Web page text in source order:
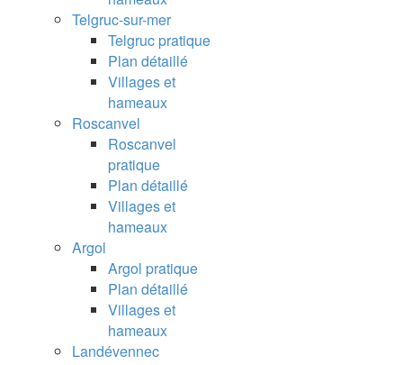
Telgruc-sur-mer
Telgruc pratique
Plan détaillé
Villages et
hameaux
Roscanvel
Roscanvel
pratique
Plan détaillé
Villages et
hameaux
Argol
Argol pratique
Plan détaillé
Villages et
hameaux
Landévennec